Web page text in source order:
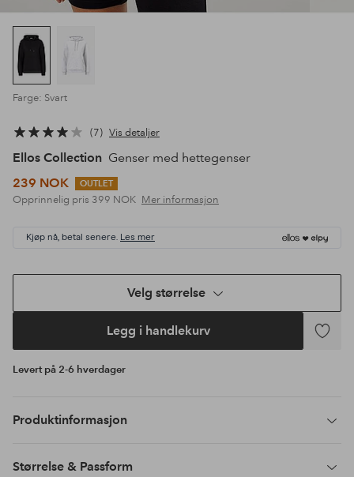
Farge: Svart
7 Vis detaljer
Ellos Collection Genser med hettegenser
239 NOK
OUTLET
Opprinnelig pris 399 NOK Mer informasjon
Kjøp nå, betal senere. Les mer
Velg størrelse
Legg i handlekurv
Legg
Levert på 2-6 hverdager
Produktinformasjon
Størrelse & Passform